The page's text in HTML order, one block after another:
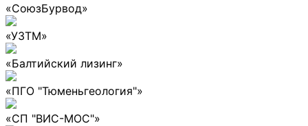
«СоюзБурвод»
«УЗТМ»
«Балтийский лизинг»
«ПГО "Тюменьгеология"»
«СП "ВИС-МОС"»